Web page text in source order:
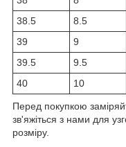
38.5
8.5
39
9
39.5
9.5
40
10
Перед покупкою
зв'яжіться з нами для
розміру.